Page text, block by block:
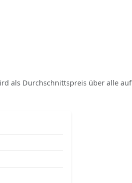
als Durchschnittspreis über alle auf